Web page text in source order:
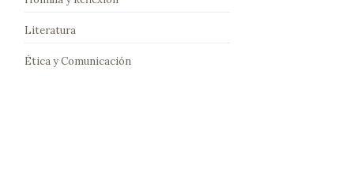
Literatura
Ética y Comunicación